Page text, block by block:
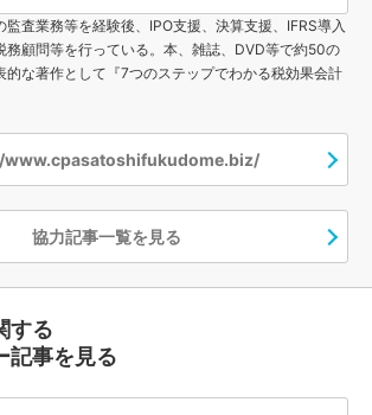
監査業務等を経験後、IPO支援、決算支援、IFRS導入
務顧問等を行っている。本、雑誌、DVD等で約50の
的な著作として『7つのステップでわかる税効果会計
協力記事一覧を見る
する
記事を見る